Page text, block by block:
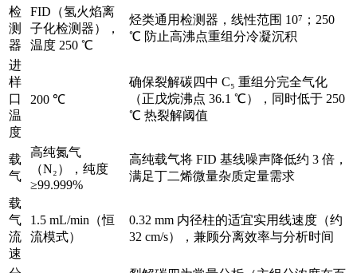
检
测
器
FID（氢火焰离
子化检测器），
温度 250 ℃
烃类通用检测器，线性范围 10⁷；250
℃ 防止高沸点重组分冷凝沉积
进
样
口
温
度
200 ℃
确保裂解碳四中 C₅ 重组分完全气化
（正戊烷沸点 36.1 ℃），同时低于 250
℃ 热裂解阈值
载
气
高纯氮气
（N₂），纯度
≥99.999%
高纯载气将 FID 基线噪声降低约 3 倍，
满足丁二烯微量杂质定量需求
载
气
流
速
1.5 mL/min（恒
流模式）
0.32 mm 内径柱的适宜实用线速度（约
32 cm/s），兼顾分离效率与分析时间